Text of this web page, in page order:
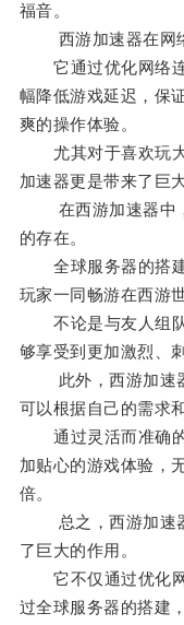
福音。
西游加速器在网络
它通过优化网络连
幅降低游戏延迟，保
爽的操作体验。
尤其对于喜欢玩大
加速器更是带来了巨
在西游加速器中，
的存在。
全球服务器的搭建
玩家一同畅游在西游
不论是与友人组队
够享受到更加激烈、
此外，西游加速器
可以根据自己的需求
通过灵活而准确的
加贴心的游戏体验，
倍。
总之，西游加速器
了巨大的作用。
它不仅通过优化网
过全球服务器的搭建